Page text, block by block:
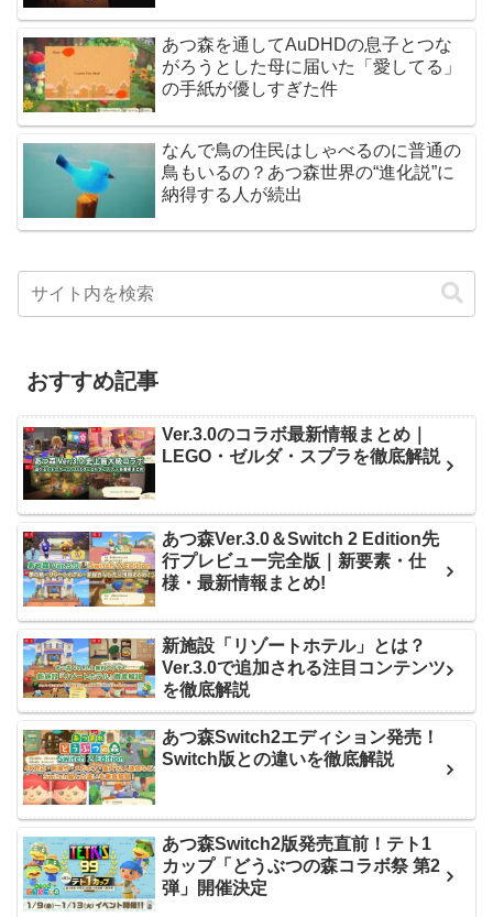
あつ森を通してAuDHDの息子とつな
がろうとした母に届いた「愛してる」
の手紙が優しすぎた件
なんで鳥の住民はしゃべるのに普通の
鳥もいるの？あつ森世界の“進化説”に
納得する人が続出
おすすめ記事
Ver.3.0のコラボ最新情報まとめ｜
LEGO・ゼルダ・スプラを徹底解説
あつ森Ver.3.0＆Switch 2 Edition先
行プレビュー完全版｜新要素・仕
様・最新情報まとめ!
新施設「リゾートホテル」とは？
Ver.3.0で追加される注目コンテンツ
を徹底解説
あつ森Switch2エディション発売！
Switch版との違いを徹底解説
あつ森Switch2版発売直前！テト1
カップ「どうぶつの森コラボ祭 第2
弾」開催決定